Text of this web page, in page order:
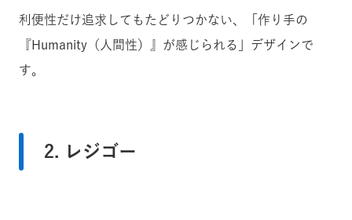
利便性だけ追求してもたどりつかない、
「作り手の
『Humanity（人間性）』が感じられる」 デザインで
す。
2. レジゴー